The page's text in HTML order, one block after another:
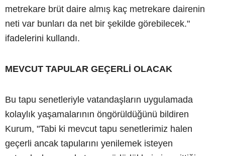
metrekare brüt daire almış kaç metrekare dairenin
neti var bunları da net bir şekilde görebilecek."
ifadelerini kullandı.
MEVCUT TAPULAR GEÇERLİ OLACAK
Bu tapu senetleriyle vatandaşların uygulamada
kolaylık yaşamalarının öngörüldüğünü bildiren
Kurum, "Tabi ki mevcut tapu senetlerimiz halen
geçerli ancak tapularını yenilemek isteyen